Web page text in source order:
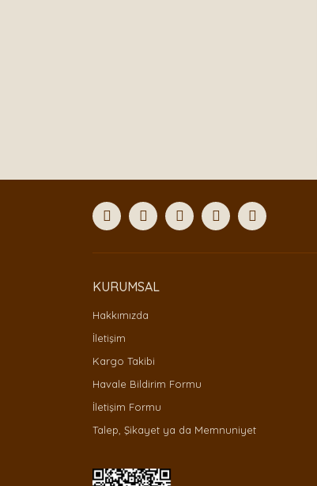
KURUMSAL
Hakkımızda
İletişim
Kargo Takibi
Havale Bildirim Formu
İletişim Formu
Talep, Şikayet ya da Memnuniyet